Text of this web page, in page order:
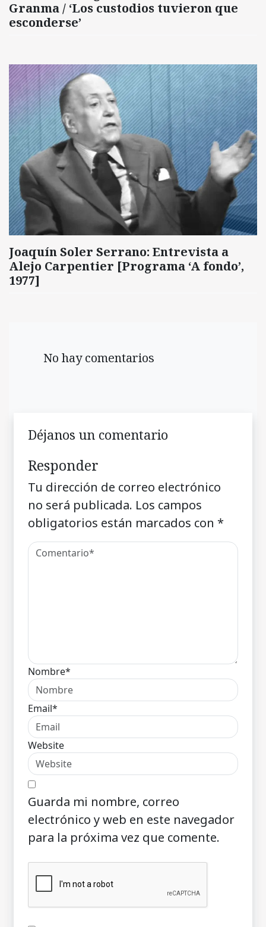
Granma / ‘Los custodios tuvieron que
esconderse’
Joaquín Soler Serrano: Entrevista a
Alejo Carpentier [Programa ‘A fondo’,
1977]
No hay comentarios
Déjanos un comentario
Responder
Tu dirección de correo electrónico
no será publicada. Los campos
obligatorios están marcados con *
Nombre*
Email*
Website
Guarda mi nombre, correo
electrónico y web en este navegador
para la próxima vez que comente.